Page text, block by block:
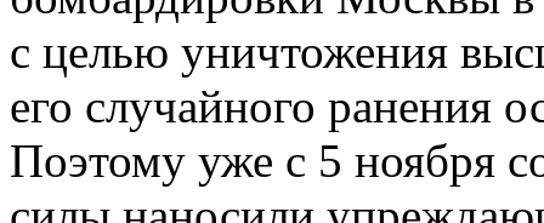
с целью уничтожения
его случайного ранения
Поэтому уже с 5 ноября